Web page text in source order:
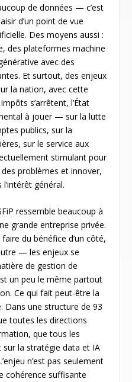
de données — c’est
d’un point de vue
Des moyens aussi :
des plateformes machine
avec des
Et surtout, des enjeux
la nation, avec cette
s’arrêtent, l’État
à jouer — sur la lutte
publics, sur la
sur le service aux
stimulant pour
problèmes et innover,
général.
ressemble beaucoup à
grande entreprise privée.
du bénéfice d’un côté,
— les enjeux se
de gestion de
un peu le même partout
Ce qui fait peut-être la
Dans une structure de 93
toutes les directions
que tous les
la stratégie data et IA
n’est pas seulement
cohérence suffisante